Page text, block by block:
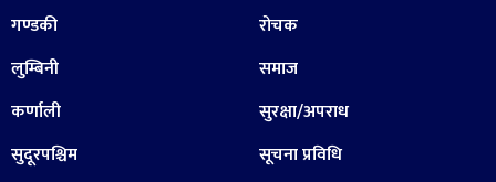
गण्डकी
लुम्बिनी
कर्णाली
सुदूरपश्चिम
रोचक
समाज
सुरक्षा/अपराध
सूचना प्रविधि